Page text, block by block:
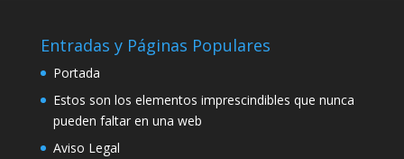
Entradas y Páginas Populares
Portada
Estos son los elementos imprescindibles que nunca
pueden faltar en una web
Aviso Legal